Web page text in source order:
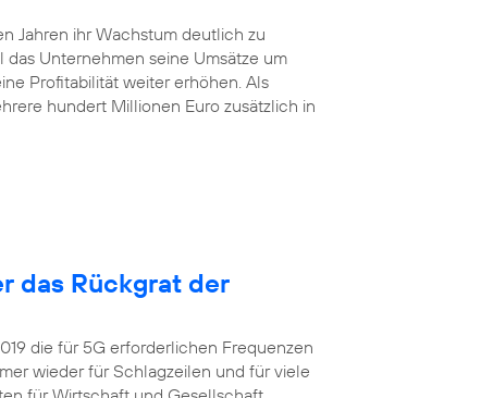
Jahren ihr Wachstum deutlich zu
Unternehmen seine Umsätze um
Profitabilität weiter erhöhen. Als
hundert Millionen Euro zusätzlich in
das Rückgrat der
die für 5G erforderlichen Frequenzen
wieder für Schlagzeilen und für viele